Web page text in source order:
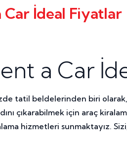
İdeal Fiyatlar
a Car
tatil beldelerinden biri
çıkarabilmek için araç
hizmetleri sunmaktayız.